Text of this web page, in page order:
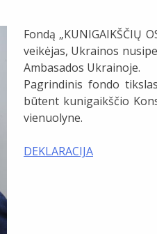
Fondą „KUNIGAIKŠČIŲ
veikėjas, Ukrainos
Ambasados Ukrainoje.
Pagrindinis fondo
būtent kunigaikščio
vienuolyne.
DEKLARACIJA